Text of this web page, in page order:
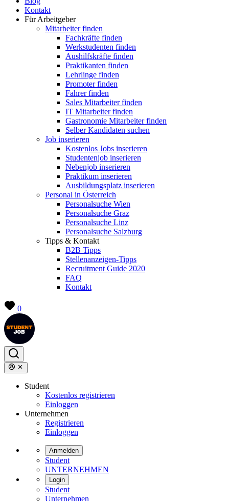
Kontakt
Für Arbeitgeber
Mitarbeiter finden
Fachkräfte finden
Werkstudenten finden
Aushilfskräfte finden
Praktikanten finden
Lehrlinge finden
Promoter finden
Fahrer finden
Sales Mitarbeiter finden
IT Mitarbeiter finden
Gastronomie Mitarbeiter finden
Selber Kandidaten suchen
Job inserieren
Kostenlos Jobs inserieren
Studentenjob inserieren
Nebenjob inserieren
Praktikum inserieren
Ausbildungsplatz inserieren
Personal in Österreich
Personalsuche Wien
Personalsuche Graz
Personalsuche Linz
Personalsuche Salzburg
Tipps & Kontakt
B2B Tipps
Stellenanzeigen-Tipps
Recruitment Guide 2020
FAQ
Kontakt
0
Student
Kostenlos registrieren
Einloggen
Unternehmen
Registrieren
Einloggen
Anmelden
Student
UNTERNEHMEN
Login
Student
Unternehmen